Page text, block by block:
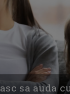
sa auda